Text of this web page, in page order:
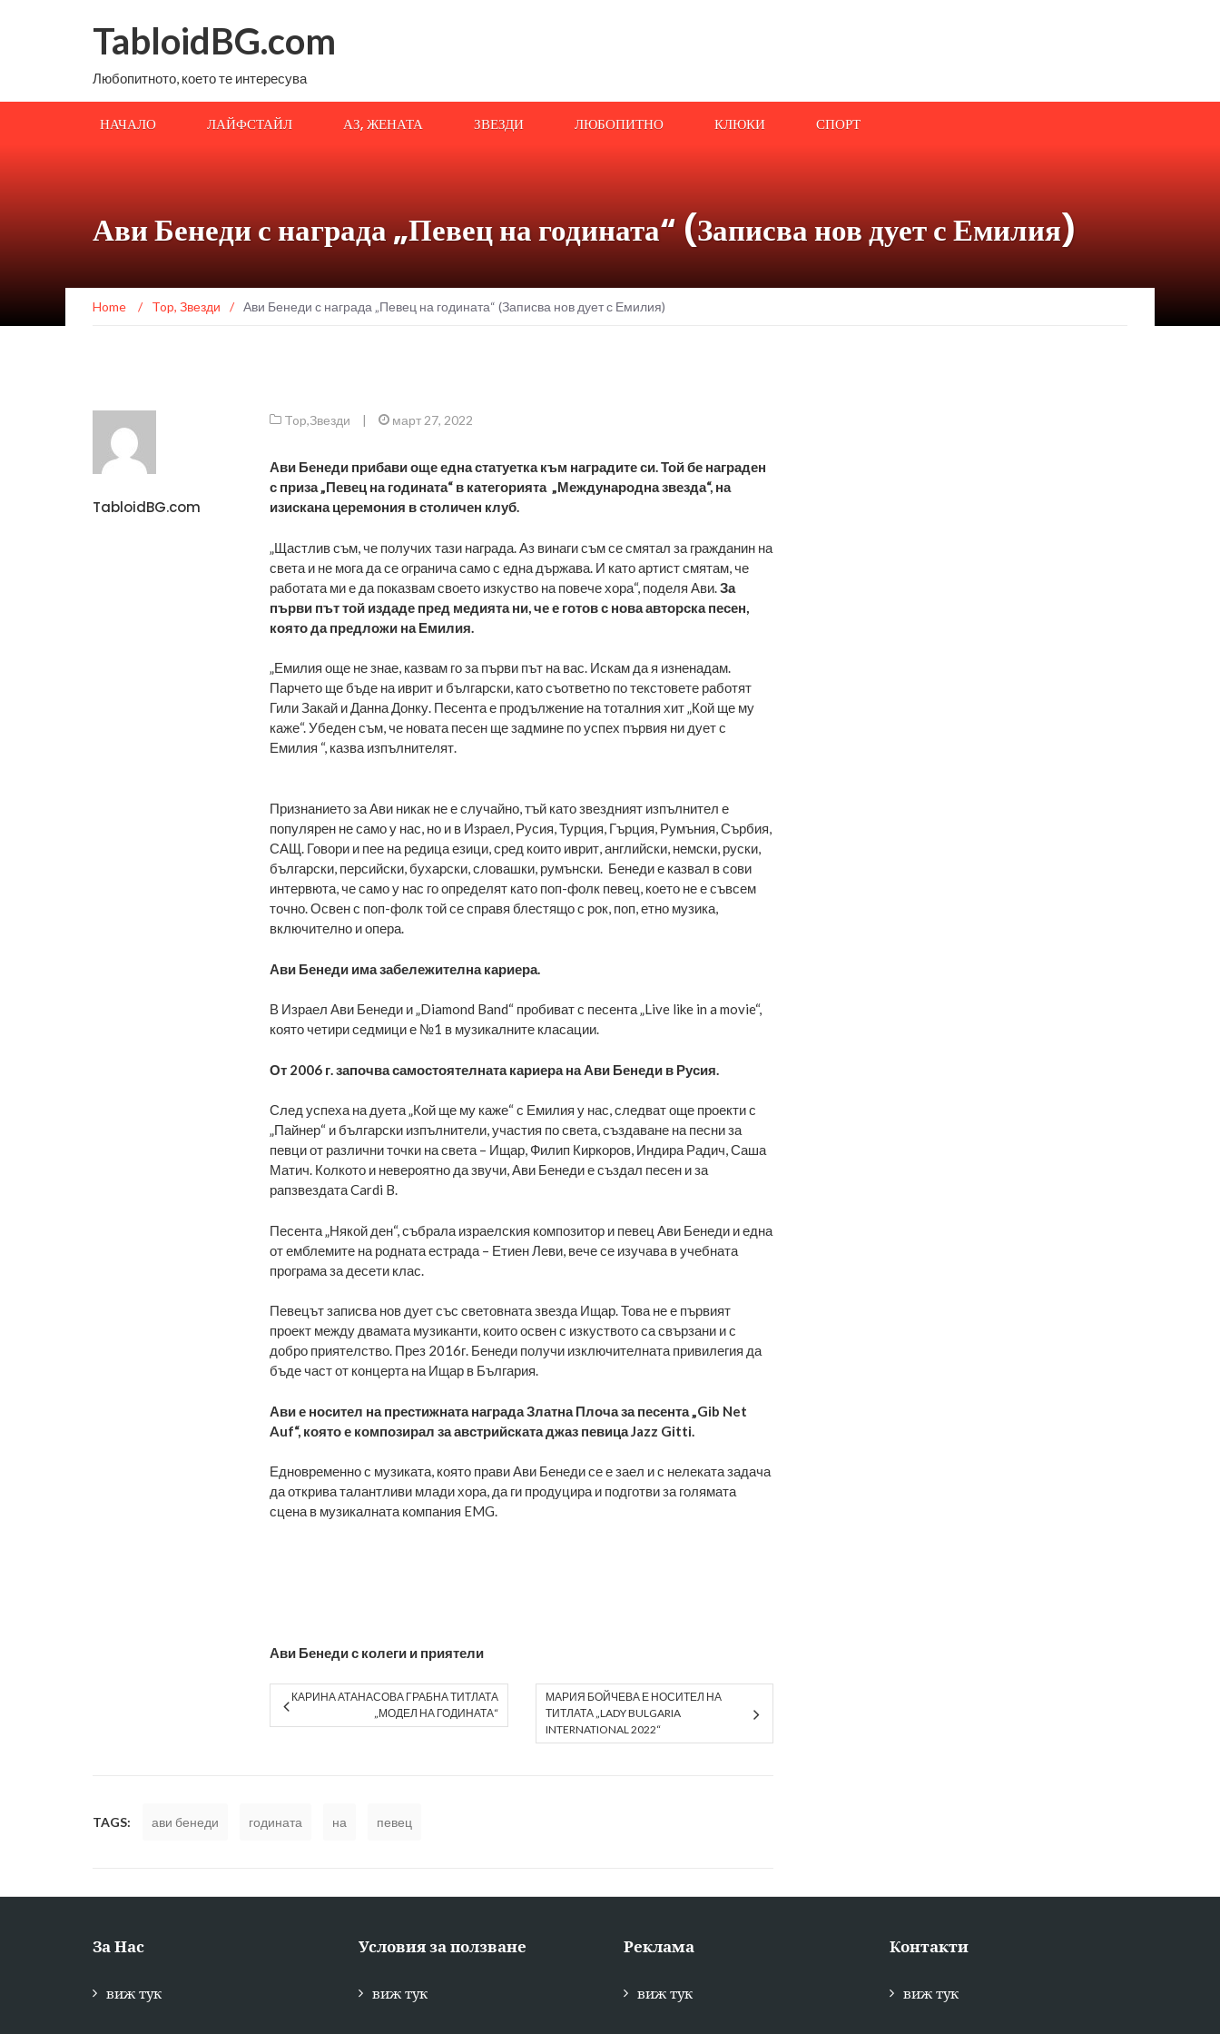
TabloidBG.com
Любопитното, което те интересува
НАЧАЛО ЛАЙФСТАЙЛ АЗ, ЖЕНАТА ЗВЕЗДИ ЛЮБОПИТНО КЛЮКИ СПОРТ
Ави Бенеди с награда „Певец на годината“ (Записва нов дует с Емилия)
Home / Top, Звезди / Ави Бенеди с награда „Певец на годината“ (Записва нов дует с Емилия)
TabloidBG.com
Top,Звезди | март 27, 2022
Ави Бенеди прибави още една статуетка към наградите си. Той бе награден
с приза „Певец на годината“ в категорията „Международна звезда“, на
изискана церемония в столичен клуб.
„Щастлив съм, че получих тази награда. Аз винаги съм се смятал за гражданин на
света и не мога да се огранича само с една държава. И като артист смятам, че
работата ми е да показвам своето изкуство на повече хора“, поделя Ави. За
първи път той издаде пред медията ни, че е готов с нова авторска песен,
която да предложи на Емилия.
„Емилия още не знае, казвам го за първи път на вас. Искам да я изненадам.
Парчето ще бъде на иврит и български, като съответно по текстовете работят
Гили Закай и Данна Донку. Песента е продължение на тоталния хит „Кой ще му
каже“. Убеден съм, че новата песен ще задмине по успех първия ни дует с
Емилия “, казва изпълнителят.
Признанието за Ави никак не е случайно, тъй като звездният изпълнител е
популярен не само у нас, но и в Израел, Русия, Турция, Гърция, Румъния, Сърбия,
САЩ. Говори и пее на редица езици, сред които иврит, английски, немски, руски,
български, персийски, бухарски, словашки, румънски. Бенеди е казвал в сови
интервюта, че само у нас го определят като поп-фолк певец, което не е съвсем
точно. Освен с поп-фолк той се справя блестящо с рок, поп, етно музика,
включително и опера.
Ави Бенеди има забележителна кариера.
В Израел Ави Бенеди и „Diamond Band“ пробиват с песента „Live like in a movie“,
която четири седмици е №1 в музикалните класации.
От 2006 г. започва самостоятелната кариера на Ави Бенеди в Русия.
След успеха на дуета „Кой ще му каже“ с Емилия у нас, следват още проекти с
„Пайнер“ и български изпълнители, участия по света, създаване на песни за
певци от различни точки на света – Ищар, Филип Киркоров, Индира Радич, Саша
Матич. Колкото и невероятно да звучи, Ави Бенеди е създал песен и за
рапзвездата Cardi B.
Песента „Някой ден“, събрала израелския композитор и певец Ави Бенеди и една
от емблемите на родната естрада – Етиен Леви, вече се изучава в учебната
програма за десети клас.
Певецът записва нов дует със световната звезда Ищар. Това не е първият
проект между двамата музиканти, които освен с изкуството са свързани и с
добро приятелство. През 2016г. Бенеди получи изключителната привилегия да
бъде част от концерта на Ищар в България.
Ави е носител на престижната награда Златна Плоча за песента „Gib Net
Auf“, която е композирал за австрийската джаз певица Jazz Gitti.
Едновременно с музиката, която прави Ави Бенеди се е заел и с нелеката задача
да открива талантливи млади хора, да ги продуцира и подготви за голямата
сцена в музикалната компания EMG.
Ави Бенеди с колеги и приятели
КАРИНА АТАНАСОВА ГРАБНА ТИТЛАТА
„МОДЕЛ НА ГОДИНАТА“
МАРИЯ БОЙЧЕВА Е НОСИТЕЛ НА
ТИТЛАТА „LADY BULGARIA
INTERNATIONAL 2022“
TAGS: ави бенеди годината на певец
За Нас
виж тук
Условия за ползване
виж тук
Реклама
виж тук
Контакти
виж тук